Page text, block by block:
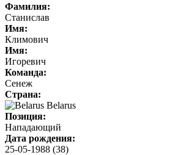
Фамилия:
Станислав
Имя:
Климович
Имя:
Игоревич
Команда:
Сенеж
Страна:
Belarus
Позиция:
Нападающий
Дата рождения:
25-05-1988 (38)